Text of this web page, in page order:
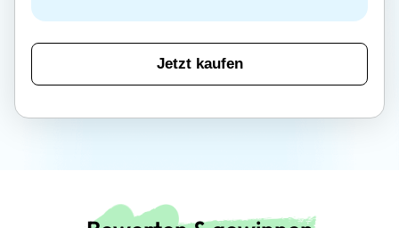
Jetzt kaufen